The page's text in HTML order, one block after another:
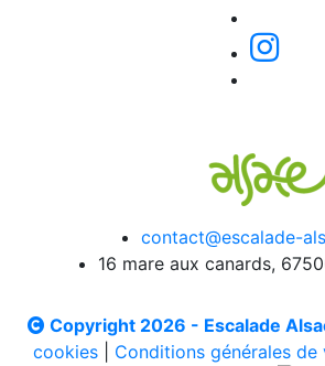
contact@escalade-
16 mare aux canards,
Copyright 2026 - Escalade
cookies| Conditions générales de